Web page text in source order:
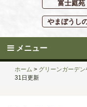
富士庭苑
やまぼうし
メニュー
ホーム > グリーンガーデ
31日更新